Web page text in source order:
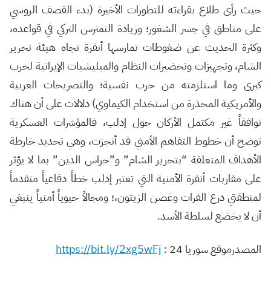
حيث رأى طلاع بقراءته للتطورات الأخيرة (بدء القصف الروسي
على مناطق في جسر الشغور؛ وزيادة التمترس التركي في قواعده،
وكثرة الحديث عن ضغوطات تمارسها أنقرة تجاه هيئة تحرير
الشام، وتجهيزات وتحضيرات النظام والميليشيات الإيرانية لحرب
كبرى وما استلزمته من حرب نفسية؛ والتصريحات الغربية
والأمريكية المحذرة من استخدام الكيماوي) دلالات على أن هناك
توافقاً غير مكتمل الأركان حول إدلب، فالمؤشرات العسكرية
توضح أن خطوط التفاهم الأمني قد أنجزت، وهي تحديد خارطة
الأهداف المتعلقة “بتحرير الشام” و”حراس الدين” بما لا يؤثر
على مقاربات أنقرة الأمنية التي تعتبر إدلب خطاً دفاعياً متقدماً
لمنطقتي درع الفرات وغصن الزيتون،؛ ومجالاً حيوياً أمنياً ينبغي
أن لا يخضع لسلطة الأسد.
المصدرموقع سوريا 24 : https://bit.ly/2xg5wFj